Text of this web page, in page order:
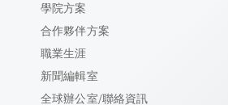
學院方案
合作夥伴方案
職業生涯
新聞編輯室
全球辦公室/聯絡資訊